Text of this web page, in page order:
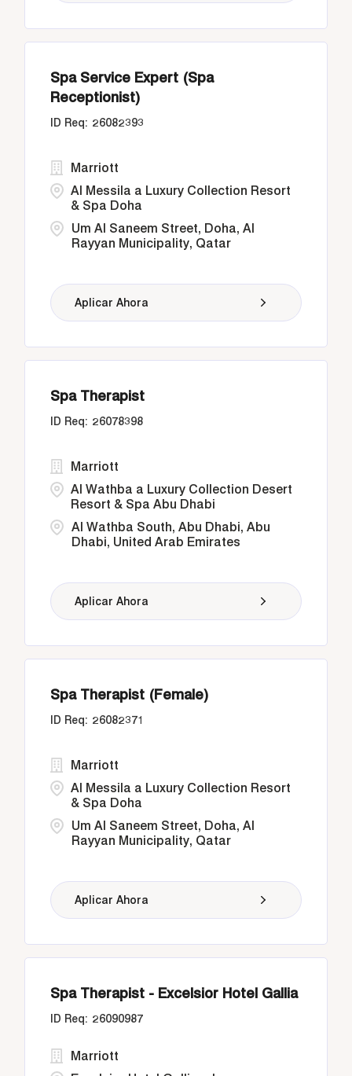
Spa Service Expert (Spa
Receptionist)
26082393
Um Al Saneem Street, Doha, Al
Rayyan Municipality, Qatar
Marriott
Al Messila a Luxury Collection Resort
& Spa Doha
Aplicar Ahora
Spa Therapist
26078398
Al Wathba South, Abu Dhabi, Abu
Dhabi, United Arab Emirates
Marriott
Al Wathba a Luxury Collection Desert
Resort & Spa Abu Dhabi
Aplicar Ahora
Spa Therapist (Female)
26082371
Um Al Saneem Street, Doha, Al
Rayyan Municipality, Qatar
Marriott
Al Messila a Luxury Collection Resort
& Spa Doha
Aplicar Ahora
Spa Therapist - Excelsior Hotel Gallia
26090987
Marriott